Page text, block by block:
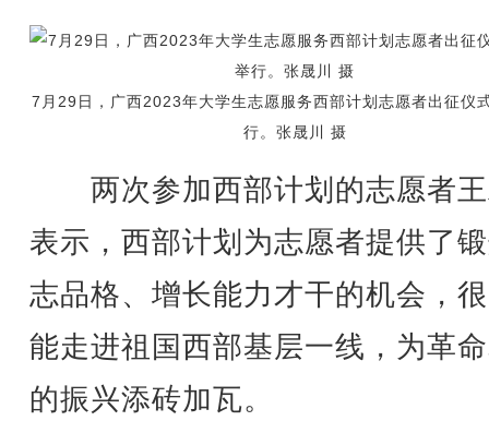
7月29日，广西2023年大学生志愿服务西部计划志愿者出征仪
行。张晟川 摄
两次参加西部计划的志愿者
表示，西部计划为志愿者提供了
志品格、增长能力才干的机会，
能走进祖国西部基层一线，为革
的振兴添砖加瓦。